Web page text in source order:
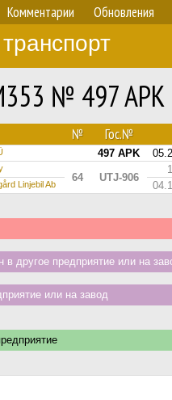
Комментарии Обновления
№ 497 APK
№ Гос.№
497 APK
64 UTJ-906
Linjebil Ab
другое предприятие или на
или на завод